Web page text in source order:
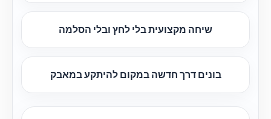
שיחה מקצועית בלי לחץ ובלי הסלמה
בונים דרך חדשה במקום להיתקע במאבק